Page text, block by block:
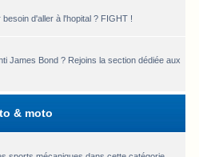
d'aller à l'hopital ? FIGHT !
James Bond ? Rejoins la section dédiée aux
& moto